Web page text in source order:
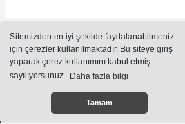
Sitemizden en iyi şekilde faydalanabilmeniz
için çerezler kullanılmaktadır. Bu siteye giriş
yaparak çerez kullanımını kabul etmiş
sayılıyorsunuz. Daha fazla bilgi
Tamam
Sitemizde bulunan içeriklerin tüm hakları
kullanılamaz.
Haber Yazılımı: Haber